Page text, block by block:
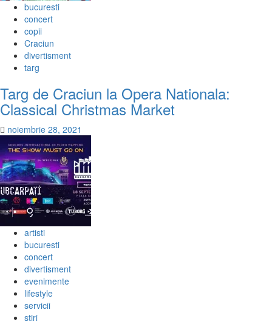
bucuresti
concert
copii
Craciun
divertisment
targ
Targ de Craciun la Opera Nationala:
Classical Christmas Market
noiembrie 28, 2021
artisti
bucuresti
concert
divertisment
evenimente
lifestyle
servicii
stiri